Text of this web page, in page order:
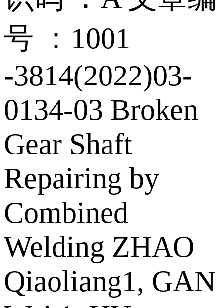
号 ：1001
-3814(2022)03-
0134-03 Broken
Gear Shaft
Repairing by
Combined
Welding ZHAO
Qiaoliang1, GAN